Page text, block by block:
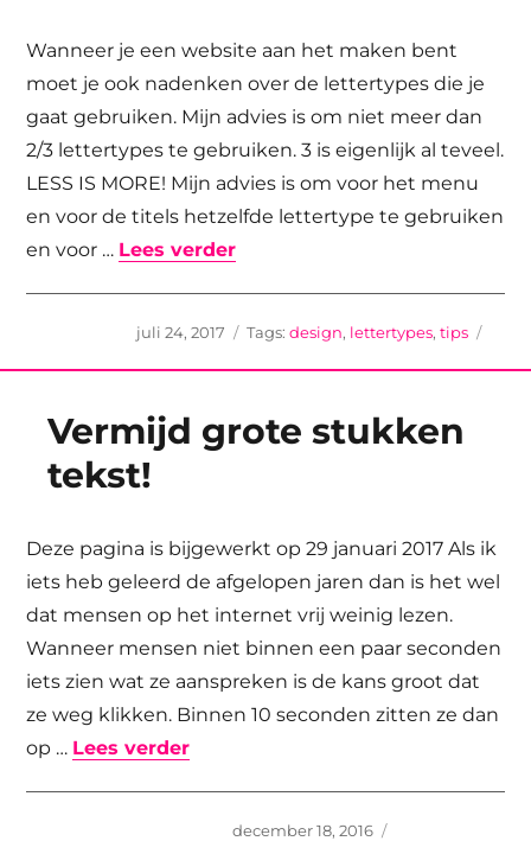
Wanneer je een website aan het maken bent
moet je ook nadenken over de lettertypes die je
gaat gebruiken. Mijn advies is om niet meer dan
2/3 lettertypes te gebruiken. 3 is eigenlijk al teveel.
LESS IS MORE! Mijn advies is om voor het menu
en voor de titels hetzelfde lettertype te gebruiken
en voor … Lees verder“Lettertypes, waar moet je
Geplaatst
juli 24, 2017 Tags
design, lettertypes, tips
Vermijd grote stukken
tekst!
Deze pagina is bijgewerkt op 29 januari 2017 Als ik
iets heb geleerd de afgelopen jaren dan is het wel
dat mensen op het internet vrij weinig lezen.
Wanneer mensen niet binnen een paar seconden
iets zien wat ze aanspreken is de kans groot dat
ze weg klikken. Binnen 10 seconden zitten ze dan
op … Lees verder“Vermijd grote stukken tekst!”
Geplaatst
december 18, 2016